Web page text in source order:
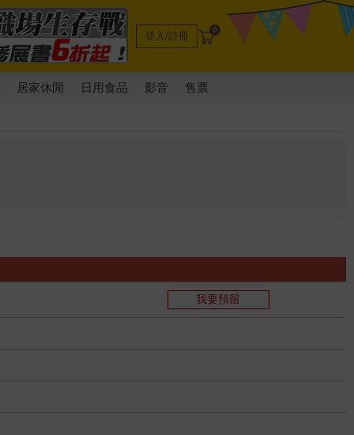
登入/註冊 0
居家休閒 日用食品 影音 售票
我要預留